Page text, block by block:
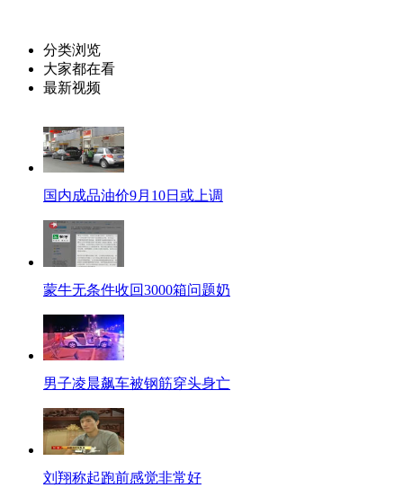
分类浏览
大家都在看
最新视频
国内成品油价9月10日或上调
蒙牛无条件收回3000箱问题奶
男子凌晨飙车被钢筋穿头身亡
刘翔称起跑前感觉非常好